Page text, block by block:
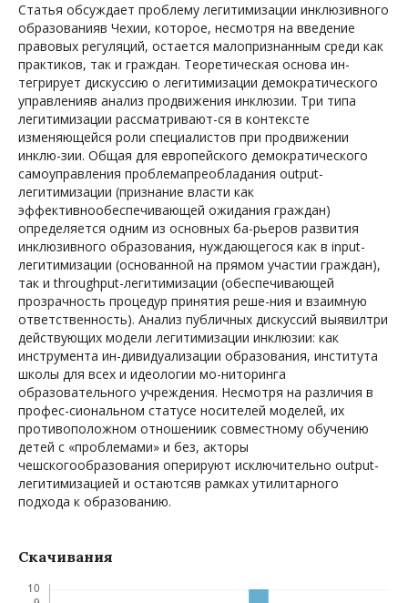
Статья обсуждает проблему легитимизации инклюзивного
образованияв Чехии, которое, несмотря на введение
правовых регуляций, остается малопризнанным среди как
практиков, так и граждан. Теоретическая основа ин-
тегрирует дискуссию о легитимизации демократического
управленияв анализ продвижения инклюзии. Три типа
легитимизации рассматривают-ся в контексте
изменяющейся роли специалистов при продвижении
инклю-зии. Общая для европейского демократического
самоуправления проблемапреобладания output-
легитимизации (признание власти как
эффективнообеспечивающей ожидания граждан)
определяется одним из основных ба-рьеров развития
инклюзивного образования, нуждающегося как в input-
легитимизации (основанной на прямом участии граждан),
так и throughput-легитимизации (обеспечивающей
прозрачность процедур принятия реше-ния и взаимную
ответственность). Анализ публичных дискуссий выявилтри
действующих модели легитимизации инклюзии: как
инструмента ин-дивидуализации образования, института
школы для всех и идеологии мо-ниторинга
образовательного учреждения. Несмотря на различия в
профес-сиональном статусе носителей моделей, их
противоположном отношениик совместному обучению
детей с «проблемами» и без, акторы
чешскогообразования оперируют исключительно output-
легитимизацией и остаютсяв рамках утилитарного
подхода к образованию.
Скачивания